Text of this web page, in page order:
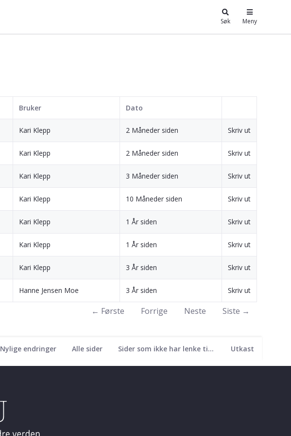
Søk Meny
Nylige endringer Alle sider Sider som ikke har lenke til seg Utkast
Bruker Dato
Kari Klepp 2 Måneder siden Skriv ut
Kari Klepp 2 Måneder siden Skriv ut
Kari Klepp 3 Måneder siden Skriv ut
Kari Klepp 10 Måneder siden Skriv ut
Kari Klepp 1 År siden Skriv ut
Kari Klepp 1 År siden Skriv ut
Kari Klepp 3 År siden Skriv ut
Hanne Jensen Moe 3 År siden Skriv ut
← Første Forrige Neste Siste →